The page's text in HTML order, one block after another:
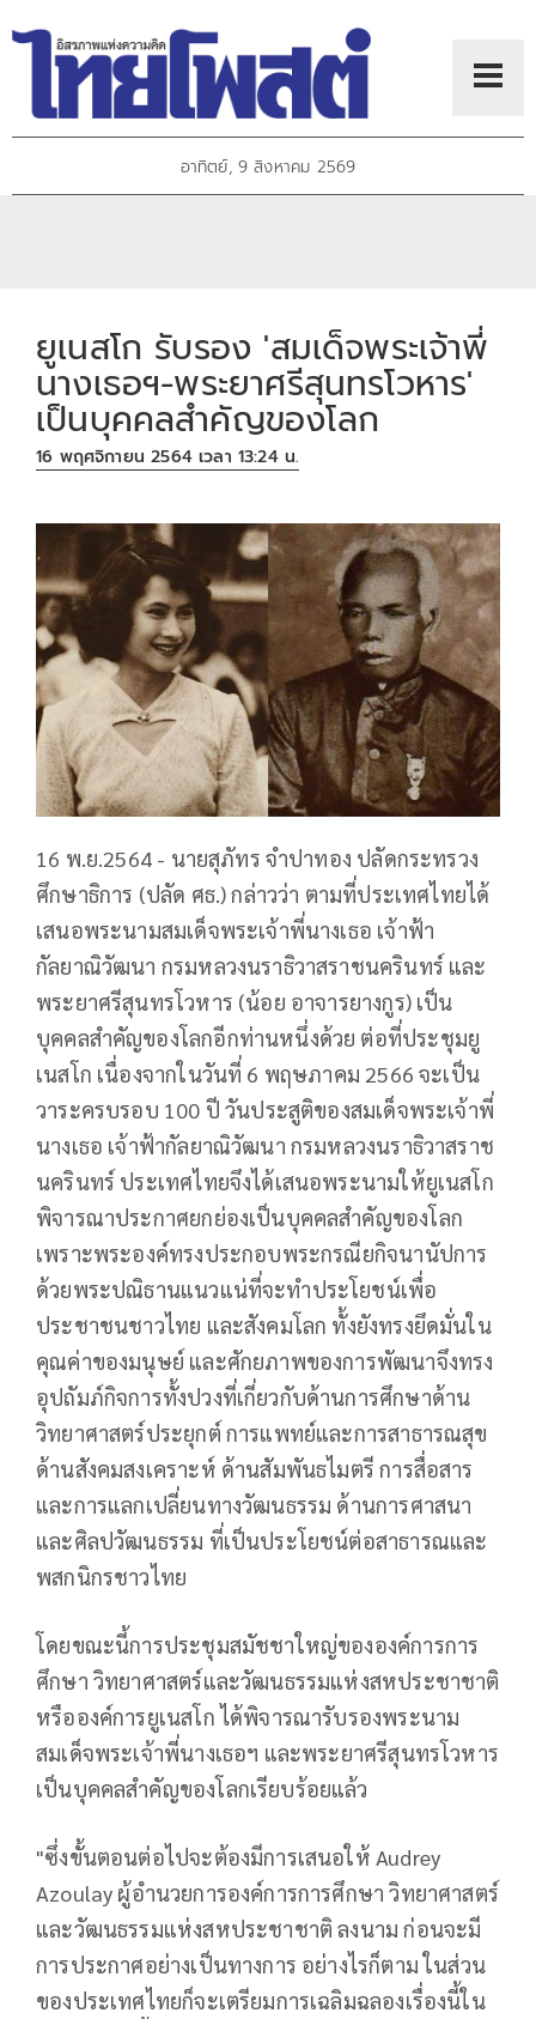
อาทิตย์, 9 สิงหาคม 2569
ยูเนสโก รับรอง 'สมเด็จพระเจ้าพี่
นางเธอฯ-พระยาศรีสุนทรโวหาร'
เป็นบุคคลสำคัญของโลก
16 พฤศจิกายน 2564 เวลา 13:24 น.
16 พ.ย.2564 - นายสุภัทร จำปาทอง ปลัดกระทรวง
ศึกษาธิการ (ปลัด ศธ.) กล่าวว่า ตามที่ประเทศไทยได้
เสนอพระนามสมเด็จพระเจ้าพี่นางเธอ เจ้าฟ้า
กัลยาณิวัฒนา กรมหลวงนราธิวาสราชนครินทร์ และ
พระยาศรีสุนทรโวหาร (น้อย อาจารยางกูร) เป็น
บุคคลสำคัญของโลกอีกท่านหนึ่งด้วย ต่อที่ประชุมยู
เนสโก เนื่องจากในวันที่ 6 พฤษภาคม 2566 จะเป็น
วาระครบรอบ 100 ปี วันประสูติของสมเด็จพระเจ้าพี่
นางเธอ เจ้าฟ้ากัลยาณิวัฒนา กรมหลวงนราธิวาสราช
นครินทร์ ประเทศไทยจึงได้เสนอพระนามให้ยูเนสโก
พิจารณาประกาศยกย่องเป็นบุคคลสำคัญของโลก
เพราะพระองค์ทรงประกอบพระกรณียกิจนานัปการ
ด้วยพระปณิธานแนวแน่ที่จะทำประโยชน์เพื่อ
ประชาชนชาวไทย และสังคมโลก ทั้งยังทรงยึดมั่นใน
คุณค่าของมนุษย์ และศักยภาพของการพัฒนาจึงทรง
อุปถัมภ์กิจการทั้งปวงที่เกี่ยวกับด้านการศึกษาด้าน
วิทยาศาสตร์ประยุกต์ การแพทย์และการสาธารณสุข
ด้านสังคมสงเคราะห์ ด้านสัมพันธไมตรี การสื่อสาร
และการแลกเปลี่ยนทางวัฒนธรรม ด้านการศาสนา
และศิลปวัฒนธรรม ที่เป็นประโยชน์ต่อสาธารณและ
พสกนิกรชาวไทย
โดยขณะนี้การประชุมสมัชชาใหญ่ขององค์การการ
ศึกษา วิทยาศาสตร์และวัฒนธรรมแห่งสหประชาชาติ
หรือองค์การยูเนสโก ได้พิจารณารับรองพระนาม
สมเด็จพระเจ้าพี่นางเธอฯ และพระยาศรีสุนทรโวหาร
เป็นบุคคลสำคัญของโลกเรียบร้อยแล้ว
"ซึ่งขั้นตอนต่อไปจะต้องมีการเสนอให้ Audrey
Azoulay ผู้อำนวยการองค์การการศึกษา วิทยาศาสตร์
และวัฒนธรรมแห่งสหประชาชาติ ลงนาม ก่อนจะมี
การประกาศอย่างเป็นทางการ อย่างไรก็ตาม ในส่วน
ของประเทศไทยก็จะเตรียมการเฉลิมฉลองเรื่องนี้ใน